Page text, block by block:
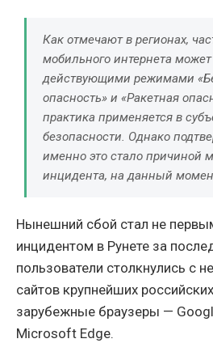
Как отмечают в регионах,
мобильного интернета
действующими режимами
опасность» и «Ракетная
практика применяется в
безопасности. Однако
именно это стало причиной
инцидента, на данный
Нынешний сбой стал не
инцидентом в Рунете за
пользователи столкнулись с
сайтов крупнейших
зарубежные браузеры —
Microsoft Edge.